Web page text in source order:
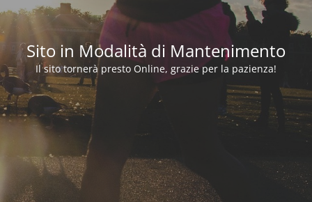
Sito in Modalità di Mantenimento
Il sito tornerà presto Online, grazie per la pazienza!